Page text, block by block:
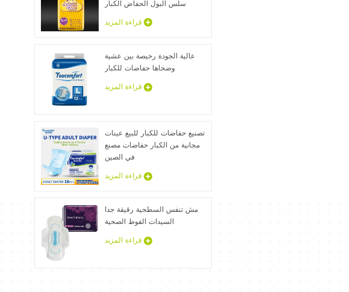
سلس البول الحفاض الكبار
قراءة المزيد
عالية الجودة رخيصة بين عشية
وضحاها حفاضات للكبار
قراءة المزيد
تصنيع حفاضات للكبار للبيع عينات
مجانية من الكبار حفاضات مصنع
في الصين
قراءة المزيد
مش تنفس السطحية رقيقة جدا
السيدات الفوط الصحية
قراءة المزيد